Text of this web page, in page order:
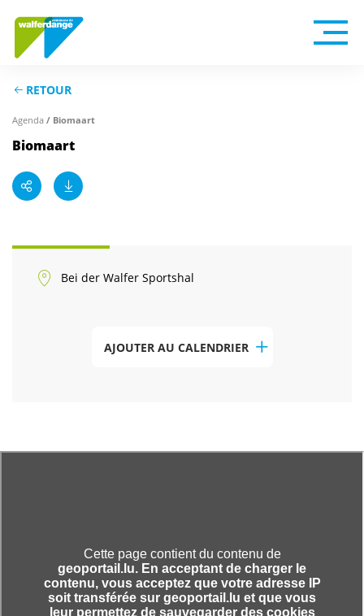
RETOUR
Agenda / Biomaart
Biomaart
Bei der Walfer Sportshal
AJOUTER AU CALENDRIER